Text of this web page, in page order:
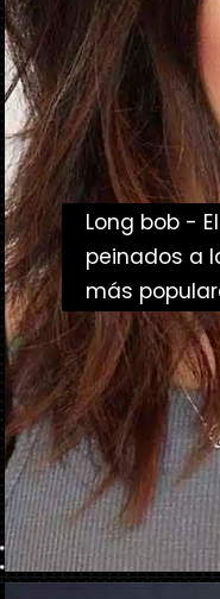
Long bob -
peinados a
más
Long bob -
peinados a
más